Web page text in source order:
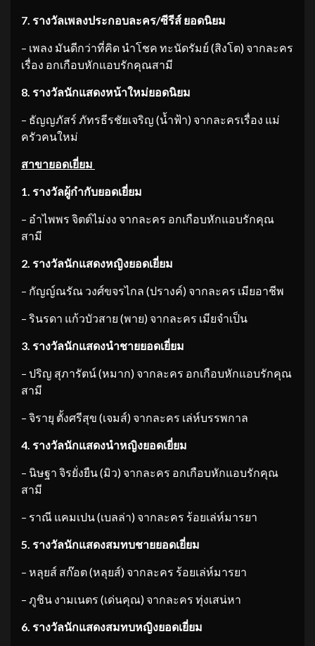
7. รางวัลเพลงประกอบละคร/ซีรีส์ ยอดนิยม
– เพลง มันดีกว่าที่คิด นำโชค ทะนัดรัมย์ (สิงโต) จากละคร
เรื่อง อกเกือบหักแอบรักคุณสามี
8. รางวัลนักแสดงหน้าใหม่ยอดนิยม
– ธัญญภัสร์ ภัทรธีรชัยเจริญ (น้ำฟ้า) จากละครเรื่อง แม่
ครัวคนใหม่
สาขายอดเยี่ยม
1. รางวัลผู้กำกับยอดเยี่ยม
– อำไพพร จิตต์ไม่งง จากละคร อกเกือบหักแอบรักคุณ
สามี
2. รางวัลนักแสดงหญิงยอดเยี่ยม
– กัญญ์ณรัณ วงศ์ขจรไกล (ปรางค์) จากละคร เมียอาชีพ
– รินรดา แก้วบัวสาย (พาย) จากละคร เมียจำเป็น
3. รางวัลนักแสดงนำชายยอดเยี่ยม
– ปริญ สุภารัตน์ (หมาก) จากละคร อกเกือบหักแอบรักคุณ
สามี
– จิรายุ ตั้งศรีสุข (เจมส์) จากละคร เล่ห์บรรพกาล
4. รางวัลนักแสดงนำหญิงยอดเยี่ยม
– นิษฐา จิรยั่งยืน (มิว) จากละคร อกเกือบหักแอบรักคุณ
สามี
– ราณี แคมเปน (เบลล่า) จากละคร ร้อยเล่ห์มารยา
5. รางวัลนักแสดงสมทบชายยอดเยี่ยม
– หลุยส์ สก๊อต (หลุยส์) จากละคร ร้อยเล่ห์มารยา
– ภูชิน งามเนตร (เด่นคุณ) จากละคร ทุ่งเสน่หา
6. รางวัลนักแสดงสมทบหญิงยอดเยี่ยม